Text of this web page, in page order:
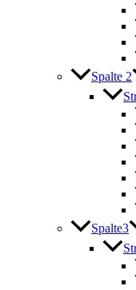
Spalte 2
Spalte3